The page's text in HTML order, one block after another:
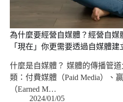
為什麼要經營自媒體？經營自媒
「現在」你更需要透過自媒體
什麼是自媒體？ 媒體的傳播管
類：付費媒體（Paid Media）、
（Earned M…
2024/01/05